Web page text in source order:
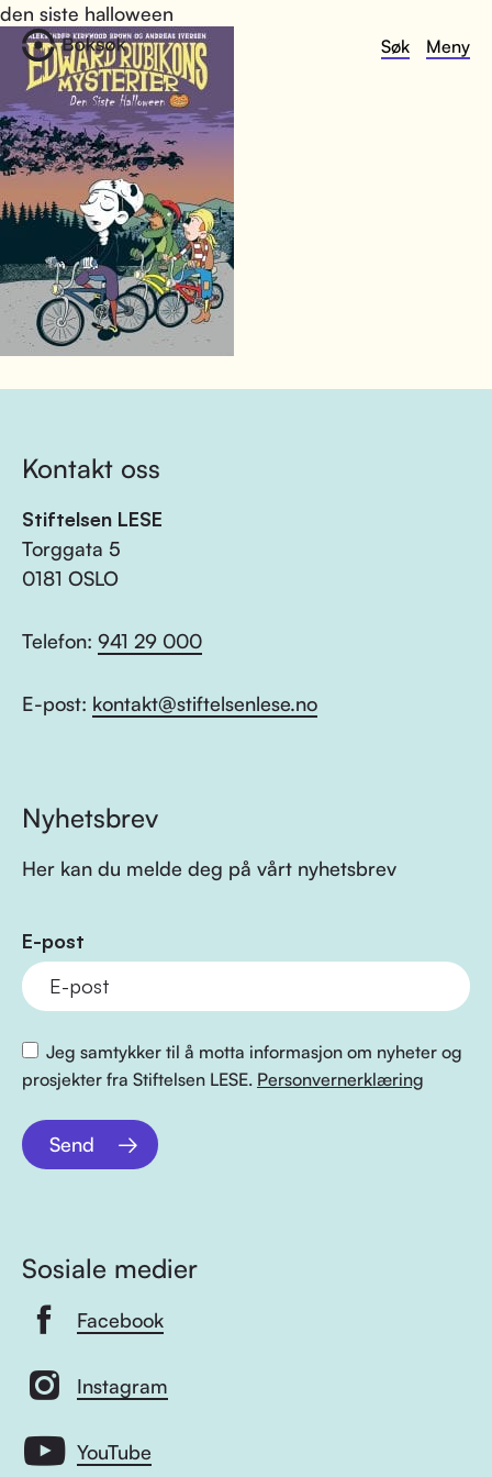
Søk Meny
den siste halloween
Kontakt oss
Stiftelsen LESE
Torggata 5
0181 OSLO
Telefon: 941 29 000
E-post: kontakt@stiftelsenlese.no
Nyhetsbrev
Her kan du melde deg på vårt nyhetsbrev
E-post
Jeg samtykker til å motta informasjon om nyheter og
prosjekter fra Stiftelsen LESE. Personvernerklæring
Send
Sosiale medier
Facebook
Instagram
YouTube